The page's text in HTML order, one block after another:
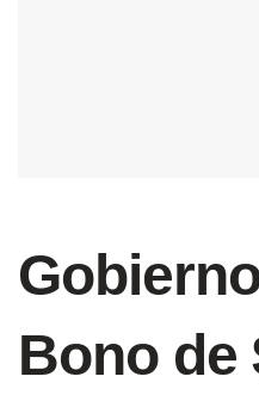
Bono de